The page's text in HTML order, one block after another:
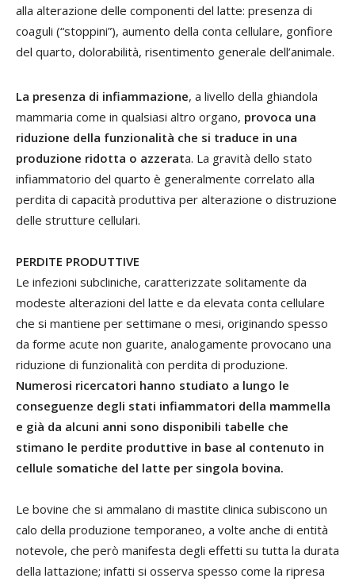
alla alterazione delle componenti del latte: presenza di
coaguli (“stoppini”), aumento della conta cellulare, gonfiore
del quarto, dolorabilità, risentimento generale dell’animale.
La presenza di infiammazione, a livello della ghiandola
mammaria come in qualsiasi altro organo, provoca una
riduzione della funzionalità che si traduce in una
produzione ridotta o azzerata. La gravità dello stato
infiammatorio del quarto è generalmente correlato alla
perdita di capacità produttiva per alterazione o distruzione
delle strutture cellulari.
PERDITE PRODUTTIVE
Le infezioni subcliniche, caratterizzate solitamente da
modeste alterazioni del latte e da elevata conta cellulare
che si mantiene per settimane o mesi, originando spesso
da forme acute non guarite, analogamente provocano una
riduzione di funzionalità con perdita di produzione.
Numerosi ricercatori hanno studiato a lungo le
conseguenze degli stati infiammatori della mammella
e già da alcuni anni sono disponibili tabelle che
stimano le perdite produttive in base al contenuto in
cellule somatiche del latte per singola bovina.
Le bovine che si ammalano di mastite clinica subiscono un
calo della produzione temporaneo, a volte anche di entità
notevole, che però manifesta degli effetti su tutta la durata
della lattazione; infatti si osserva spesso come la ripresa